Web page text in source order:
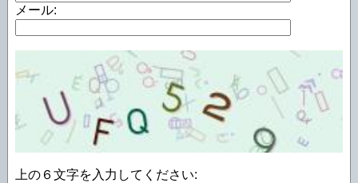
メール:
上の６文字を入力してください: